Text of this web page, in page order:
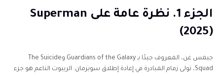
الجزء 2. الطاقم المؤكد بالكامل لـ Superman 2025
الجزء 1. نظرة عامة على Superman
(2025)
جيمس غن، المعروف جيدًا بـ Guardians of the Galaxy وThe Suicide
Squad، تولى زمام المبادرة في إعادة إطلاق سوبرمان. الريبوت الناعم هو جزء